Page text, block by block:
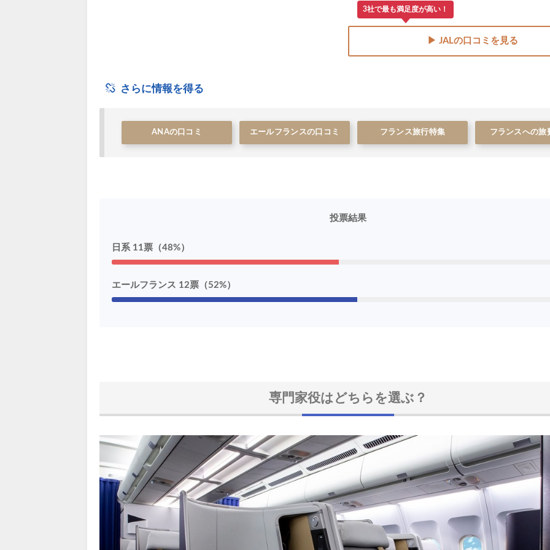
3社で最も満足度が高い！
▶ JALの口コミを見る
さらに情報を得る
ANAの口コミ エールフランスの口コミ フランス旅行特集 フランスへの旅
投票結果
日系 11票（48%）
エールフランス 12票（52%）
専門家役はどちらを選ぶ？